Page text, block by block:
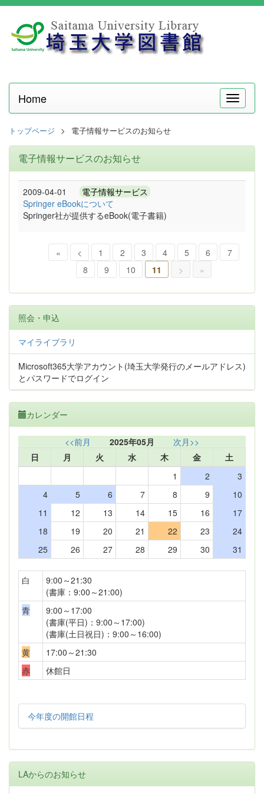
メ
ニ
Home
トップページ 電子情報サービスのお知らせ
電子情報サービスのお知らせ
2009-04-01 電子情報サービス
Springer eBookについて
Springer社が提供するeBook(電子書籍)
« < 1 2 3 4 5 6
7
8
9 10 11 > »
照会・申込
マイライブラリ
Microsoft365大学アカウント(埼玉大学発行のメールアドレス)
とパスワードでログイン
カレンダー
<<前月 2025年05月
次月>>
日
月 火 水 木 金
土
1
2
3
4
5 6 7 8 9
10
11
12 13 14 15 16
17
18
19 20 21 22 23
24
25
26 27 28 29 30 31
白
9:00～21:30
(書庫：9:00～21:00)
青
9:00～17:00
(書庫(平日)：9:00～17:00)
(書庫(土日祝日)：9:00～16:00)
黄
17:00～21:30
赤
休館日
今年度の開館日程
LAからのお知らせ